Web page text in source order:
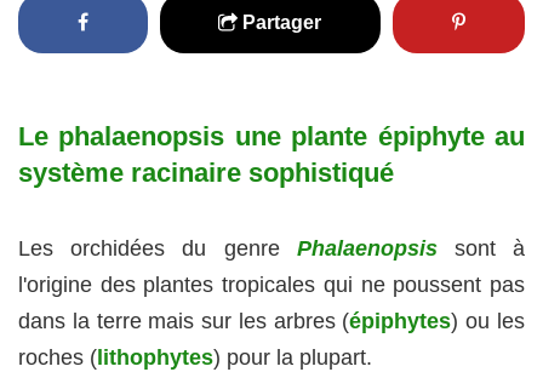
Partager
Le phalaenopsis une plante épiphyte au
système racinaire sophistiqué
Les orchidées du genre Phalaenopsissont à
l'origine des plantes tropicales qui ne poussent pas
dans la terre mais sur les arbres (épiphytes) ou les
roches ( lithophytes) pour la plupart.